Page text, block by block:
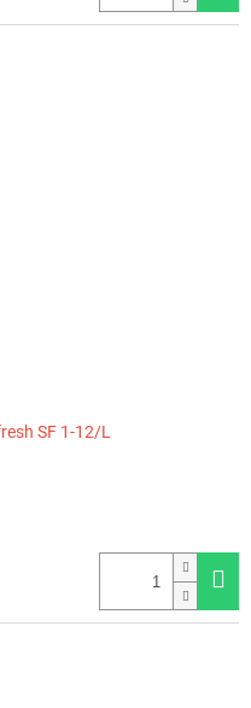
SF 1-12/L